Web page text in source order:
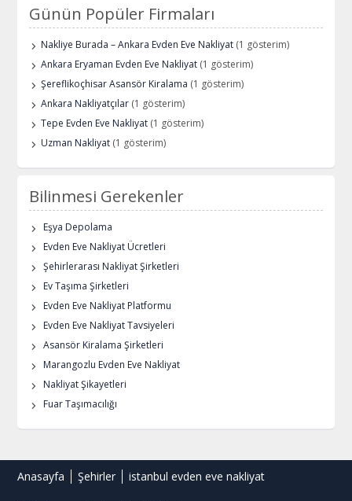
Günün Popüler Firmaları
Nakliye Burada – Ankara Evden Eve Nakliyat (1 gösterim)
Ankara Eryaman Evden Eve Nakliyat (1 gösterim)
Şereflikoçhisar Asansör Kiralama (1 gösterim)
Ankara Nakliyatçılar (1 gösterim)
Tepe Evden Eve Nakliyat (1 gösterim)
Uzman Nakliyat (1 gösterim)
Bilinmesi Gerekenler
Eşya Depolama
Evden Eve Nakliyat Ücretleri
Şehirlerarası Nakliyat Şirketleri
Ev Taşıma Şirketleri
Evden Eve Nakliyat Platformu
Evden Eve Nakliyat Tavsiyeleri
Asansör Kiralama Şirketleri
Marangozlu Evden Eve Nakliyat
Nakliyat Şikayetleri
Fuar Taşımacılığı
Anasayfa Şehirler istanbul evden eve nakliyat